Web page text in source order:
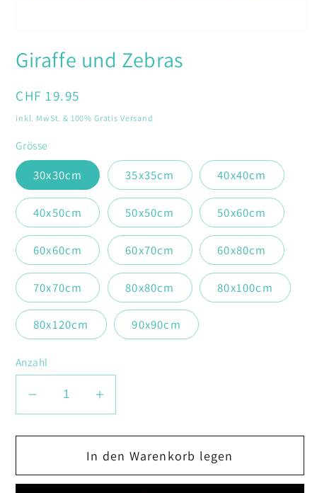
in
Modal
Giraffe und Zebras
Normaler
Preis
CHF 19.95
inkl. MwSt. & 100% Gratis Versand
Grösse
30x30cm 35x35cm 40x40cm
40x50cm 50x50cm 50x60cm
60x60cm 60x70cm 60x80cm
70x70cm 80x80cm 80x100cm
80x120cm 90x90cm
Anzahl
Verringere
Menge
Giraffe
Erhöhe
Menge
für
Giraffe
In den Warenkorb legen